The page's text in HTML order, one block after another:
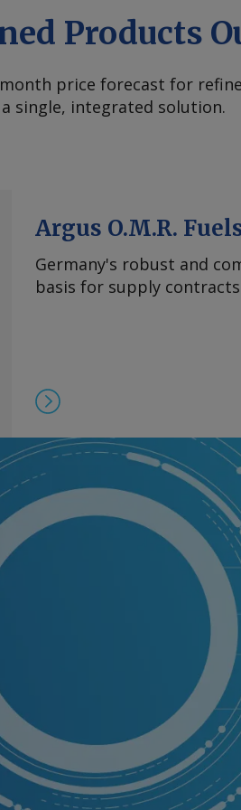
Products
price forecast for
single, integrated solution.
Argus O.M.R.
Germany's robust and
basis for supply contracts